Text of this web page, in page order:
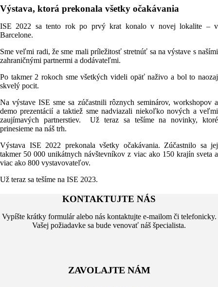
Výstava, ktorá prekonala všetky očakávania
ISE 2022 sa tento rok po prvý krat konalo v novej lokalite – v
Barcelone.
Sme veľmi radi, že sme mali príležitosť stretnúť sa na výstave s našími
zahraničnými partnermi a dodávateľmi.
Po takmer 2 rokoch sme všetkých videli opäť naživo a bol to naozaj
skvelý pocit.
Na výstave ISE sme sa zúčastnili rôznych seminárov, workshopov a
demo prezentácií a taktiež sme nadviazali niekoľko nových a veľmi
zaujímavých partnerstiev. Už teraz sa tešíme na novinky, ktoré
prinesieme na náš trh.
Výstava ISE 2022 prekonala všetky očakávania. Zúčastnilo sa jej
takmer 50 000 unikátnych návštevníkov z viac ako 150 krajín sveta a
viac ako 800 vystavovateľov.
Už teraz sa tešíme na ISE 2023.
KONTAKTUJTE NÁS
Vypíšte krátky formulár alebo nás kontaktujte e-mailom či telefonicky.
Vašej požiadavke sa bude venovať náš špecialista.
ZAVOLAJTE NÁM